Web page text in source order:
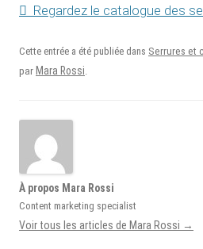
Regardez le catalogue des
Cette entrée a été publiée dans Serrures et
par Mara Rossi.
À propos Mara Rossi
Content marketing specialist
Voir tous les articles de Mara Rossi →